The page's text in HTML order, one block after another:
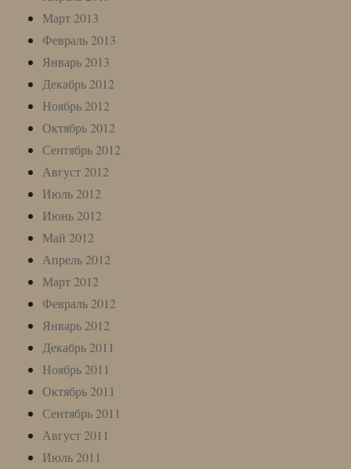
Март 2013
Февраль 2013
Январь 2013
Декабрь 2012
Ноябрь 2012
Октябрь 2012
Сентябрь 2012
Август 2012
Июль 2012
Июнь 2012
Май 2012
Апрель 2012
Март 2012
Февраль 2012
Январь 2012
Декабрь 2011
Ноябрь 2011
Октябрь 2011
Сентябрь 2011
Август 2011
Июль 2011